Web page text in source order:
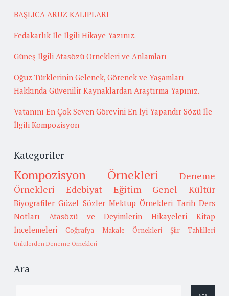
BAŞLICA ARUZ KALIPLARI
Fedakarlık İle İlgili Hikaye Yazınız.
Güneş İlgili Atasözü Örnekleri ve Anlamları
Oğuz Türklerinin Gelenek, Görenek ve Yaşamları
Hakkında Güvenilir Kaynaklardan Araştırma Yapınız.
Vatanını En Çok Seven Görevini En İyi Yapandır Sözü İle
İlgili Kompozisyon
Kategoriler
Kompozisyon Örnekleri
Deneme
Örnekleri
Edebiyat Eğitim Genel Kültür
Biyografiler Güzel Sözler Mektup Örnekleri Tarih Ders
Notları
Atasözü ve Deyimlerin Hikayeleri
Kitap
İncelemeleri
Coğrafya Makale Örnekleri Şiir Tahlilleri
Ünlülerden Deneme Örnekleri
Ara